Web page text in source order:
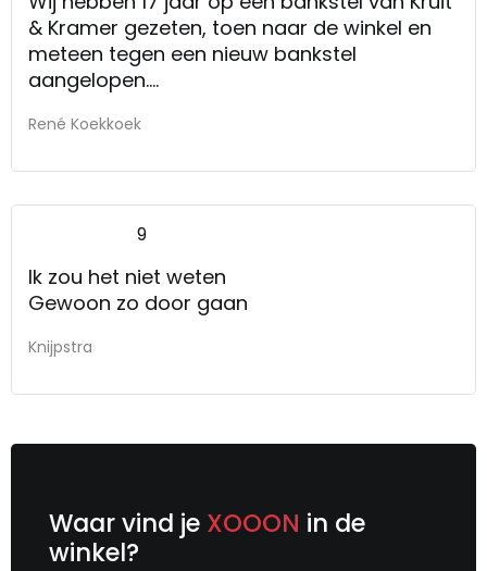
& Kramer gezeten, toen naar de winkel en
meteen tegen een nieuw bankstel
aangelopen.
René Koekkoek
9
Ik zou het niet weten
Gewoon zo door gaan
Knijpstra
Waar vind je XOOON in de
winkel?